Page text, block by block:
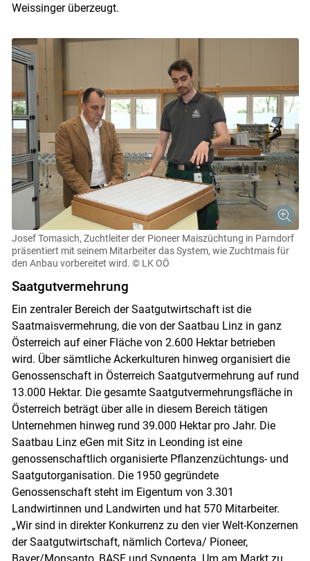
Weissinger überzeugt.
Josef Tomasich, Zuchtleiter der Pioneer Maiszüchtung in Parndorf
präsentiert mit seinem Mitarbeiter das System, wie Zuchtmais für
den Anbau vorbereitet wird. © LK OÖ
Saatgutvermehrung
Ein zentraler Bereich der Saatgutwirtschaft ist die
Saatmaisvermehrung, die von der Saatbau Linz in ganz
Österreich auf einer Fläche von 2.600 Hektar betrieben
wird. Über sämtliche Ackerkulturen hinweg organisiert die
Genossenschaft in Österreich Saatgutvermehrung auf rund
13.000 Hektar. Die gesamte Saatgutvermehrungsfläche in
Österreich beträgt über alle in diesem Bereich tätigen
Unternehmen hinweg rund 39.000 Hektar pro Jahr. Die
Saatbau Linz eGen mit Sitz in Leonding ist eine
genossenschaftlich organisierte Pflanzenzüchtungs- und
Saatgutorganisation. Die 1950 gegründete
Genossenschaft steht im Eigentum von 3.301
Landwirtinnen und Landwirten und hat 570 Mitarbeiter.
„Wir sind in direkter Konkurrenz zu den vier Welt-Konzernen
der Saatgutwirtschaft, nämlich Corteva/ Pioneer,